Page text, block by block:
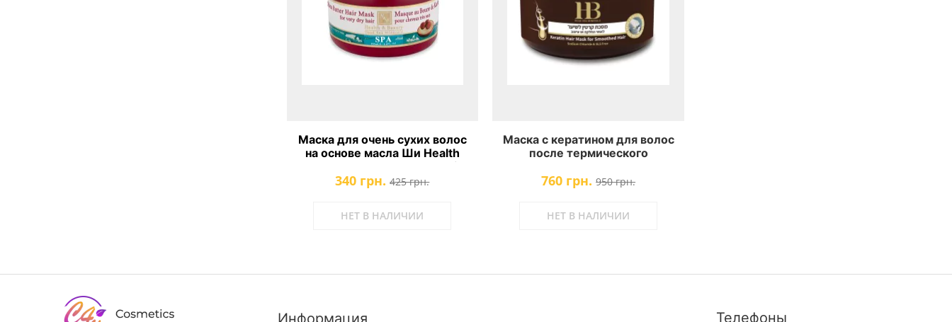
Маска для очень сухих волос
на основе масла Ши Health
And Beauty Shea Butter Hair
Mask
340 грн. 425 грн.
НЕТ В НАЛИЧИИ
Маска с кератином для волос
после термического
Beauty Keratin Hair Mask
760 грн. 950 грн.
НЕТ В НАЛИЧИИ
Информация Телефоны